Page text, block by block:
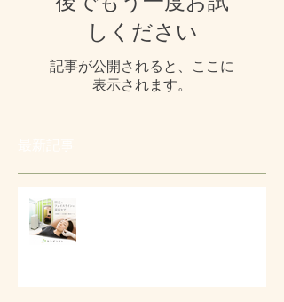
しください
記事が公開されると、ここに
表示されます。